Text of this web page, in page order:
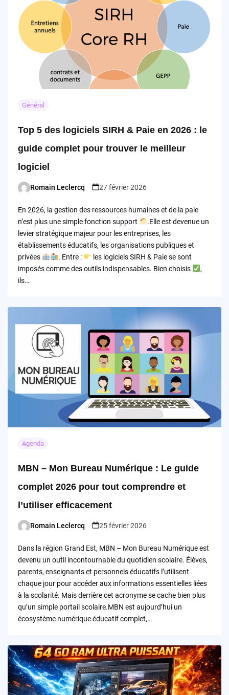
Général
Top 5 des logiciels SIRH & Paie en 2026 : le
guide complet pour trouver le meilleur
logiciel
Posted
Romain Leclercq 27 février 2026
En 2026, la gestion des ressources humaines et de la paie
n’est plus une simple fonction support
.Elle est devenue un
levier stratégique majeur pour les entreprises, les
établissements éducatifs, les organisations publiques et
privées
. Entre :
les logiciels SIRH & Paie se sont
imposés comme des outils indispensables. Bien choisis
,
ils…
Agenda
MBN – Mon Bureau Numérique : Le guide
complet 2026 pour tout comprendre et
l’utiliser efficacement
Posted
Romain Leclercq 25 février 2026
Dans la région Grand Est, MBN – Mon Bureau Numérique est
devenu un outil incontournable du quotidien scolaire. Élèves,
parents, enseignants et personnels éducatifs l’utilisent
chaque jour pour accéder aux informations essentielles liées
à la scolarité. Mais derrière cet acronyme se cache bien plus
qu’un simple portail scolaire.MBN est aujourd’hui un
écosystème numérique éducatif complet,…